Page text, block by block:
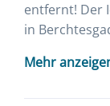
entfernt! Der
in
Mehr